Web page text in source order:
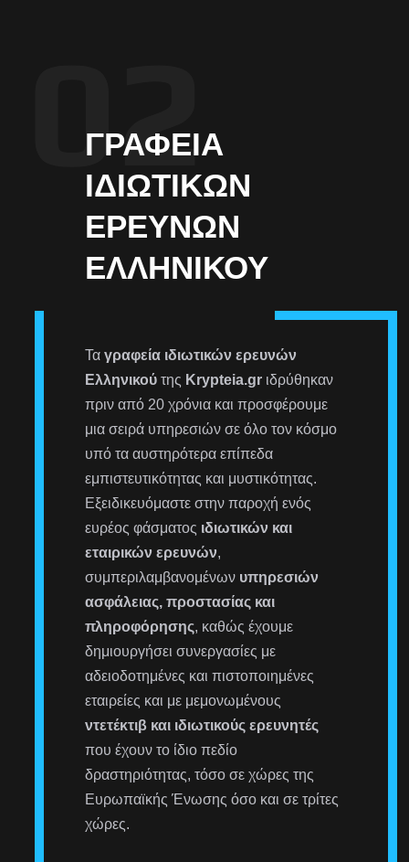
ΓΡΑΦΕΊΑ
ΙΔΙΩΤΙΚΏΝ
ΕΡΕΥΝΏΝ
ΕΛΛΗΝΙΚΟΎ
Ταγραφεία ιδιωτικών ερευνών
Ελληνικού της Krypteia.gr ιδρύθηκαν
πριν από 20 χρόνια και προσφέρουμε
μια σειρά υπηρεσιών σε όλο τον κόσμο
υπό τα αυστηρότερα επίπεδα
εμπιστευτικότητας και μυστικότητας.
Εξειδικευόμαστε στην παροχή ενός
ευρέος φάσματος ιδιωτικών και
εταιρικών ερευνών,
συμπεριλαμβανομένων υπηρεσιών
ασφάλειας, προστασίας και
πληροφόρησης, καθώς έχουμε
δημιουργήσει συνεργασίες με
αδειοδοτημένες και πιστοποιημένες
εταιρείες και με μεμονωμένους
ντετέκτιβ και ιδιωτικούς ερευνητές
που έχουν το ίδιο πεδίο
δραστηριότητας, τόσο σε χώρες της
Ευρωπαϊκής Ένωσης όσο και σε τρίτες
χώρες.